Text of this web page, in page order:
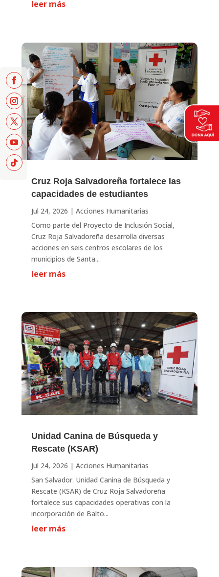
leer más
Cruz Roja Salvadoreña fortalece las
capacidades de estudiantes
Jul 24, 2026 | Acciones Humanitarias
Como parte del Proyecto de Inclusión Social,
Cruz Roja Salvadoreña desarrolla diversas
acciones en seis centros escolares de los
municipios de Santa...
leer más
Unidad Canina de Búsqueda y
Rescate (KSAR)
Jul 24, 2026 | Acciones Humanitarias
San Salvador. Unidad Canina de Búsqueda y
Rescate (KSAR) de Cruz Roja Salvadoreña
fortalece sus capacidades operativas con la
incorporación de Balto...
leer más